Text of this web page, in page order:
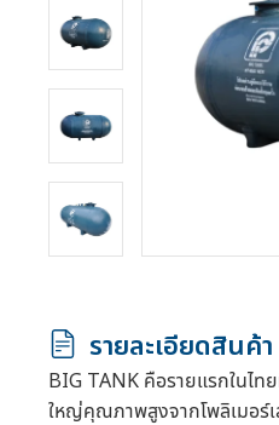
รายละเอียดสินค้า
BIG TANK คือรายแรกในไ
ใหญ่คุณภาพสูงจากโพลิเมอร์